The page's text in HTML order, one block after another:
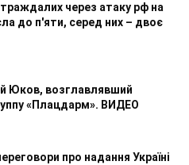
через атаку рф на
до п'яти, серед них – двоє
Юков, возглавлявший
«Плацдарм». ВИДЕО
про надання Україні